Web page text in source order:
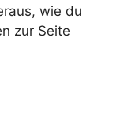
wie du
zur Seite